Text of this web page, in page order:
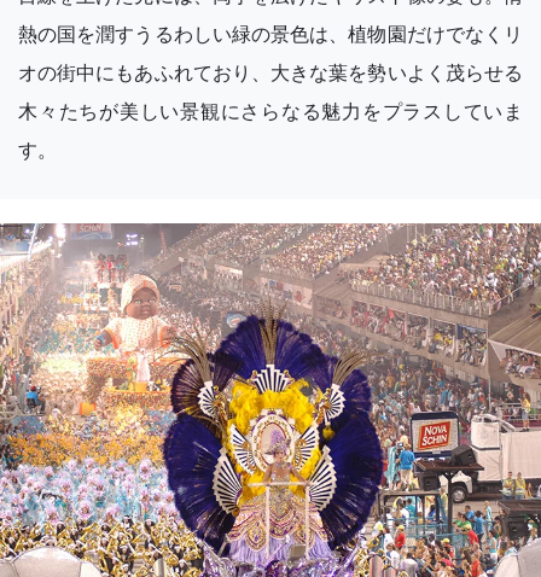
熱の国を潤すうるわしい緑の景色は、植物園だけでなくリ
オの街中にもあふれており、大きな葉を勢いよく茂らせる
木々たちが美しい景観にさらなる魅力をプラスしていま
す。